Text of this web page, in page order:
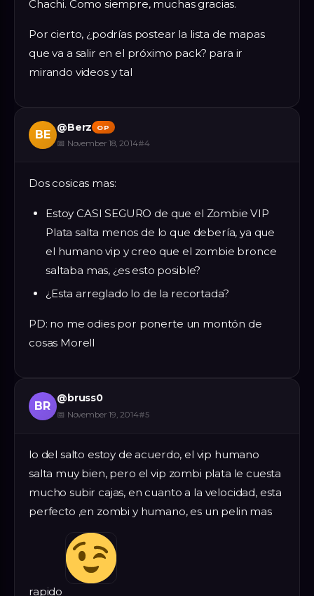
Chachi. Como siempre, muchas gracias.
Por cierto, ¿podrías postear la lista de mapas
que va a salir en el próximo pack? para ir
mirando videos y tal
BE
@Berz OP
📅 November 18, 2014#4
Dos cosicas mas:
Estoy CASI SEGURO de que el Zombie VIP
Plata salta menos de lo que debería, ya que
el humano vip y creo que el zombie bronce
saltaba mas, ¿es esto posible?
¿Esta arreglado lo de la recortada?
PD: no me odies por ponerte un montón de
cosas Morell
BR
@ bruss0
📅 November 19, 2014#5
lo del salto estoy de acuerdo, el vip humano
salta muy bien, pero el vip zombi plata le cuesta
mucho subir cajas, en cuanto a la velocidad, esta
perfecto ,en zombi y humano, es un pelin mas
rapido